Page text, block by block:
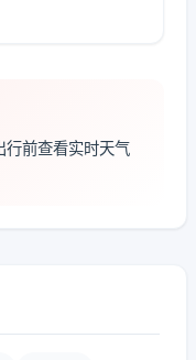
行前查看实时天气